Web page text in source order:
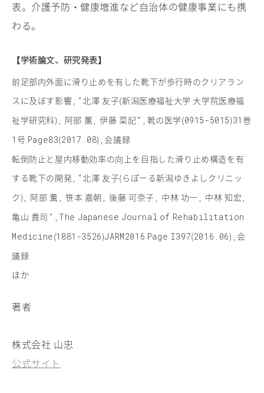
表。介護予防・健康増進など自治体の健康事業にも携
わる。
【学術論文、研究発表】
前足部内外面に滑り止めを有した靴下が歩行時のクリアラン
スに及ぼす影響,"北澤 友子(新潟医療福祉大学 大学院医療福
祉学研究科) , 阿部 薫 , 伊藤 菜記", 靴の医学(0915-5015)31 巻
1 号 Page83(2017.08) ,会議録
転倒防止と屋内移動効率の向上を目指した滑り止め構造を有
する靴下の開発,"北澤 友子(らぽーる新潟ゆきよしクリニッ
ク) , 阿部 薫 , 笹本 嘉朝 , 後藤 可奈子 , 中林 功一 , 中林 知宏,
亀山 貴司 ",The Japanese Journal of Rehabilitation
Medicine(1881-3526)JARM2016 Page I397(2016.06) ,会
議録
ほか
著者
株式会社 山忠
公式サイト